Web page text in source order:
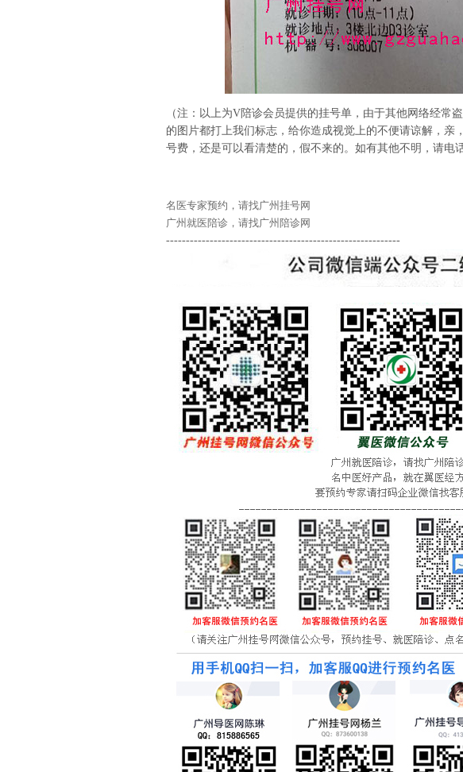
（注：以上为V陪诊会员提供的挂号单，由于其他网络经常
的图片都打上我们标志，给你造成视觉上的不便请谅解，亲
号费，还是可以看清楚的，假不来的。如有其他不明，请电
名医专家预约，请找广州挂号网
广州就医陪诊，请找广州陪诊网
-----------------------------------------------------------